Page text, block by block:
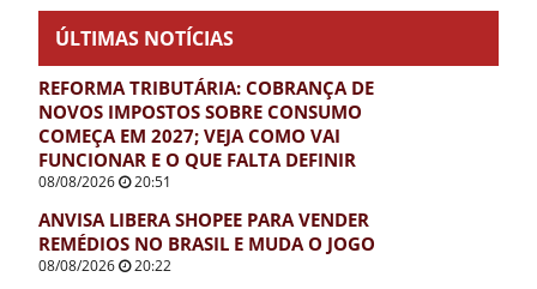
ÚLTIMAS NOTÍCIAS
REFORMA TRIBUTÁRIA: COBRANÇA DE
NOVOS IMPOSTOS SOBRE CONSUMO
COMEÇA EM 2027; VEJA COMO VAI
FUNCIONAR E O QUE FALTA DEFINIR
08/08/2026 20:51
ANVISA LIBERA SHOPEE PARA VENDER
REMÉDIOS NO BRASIL E MUDA O JOGO
08/08/2026 20:22